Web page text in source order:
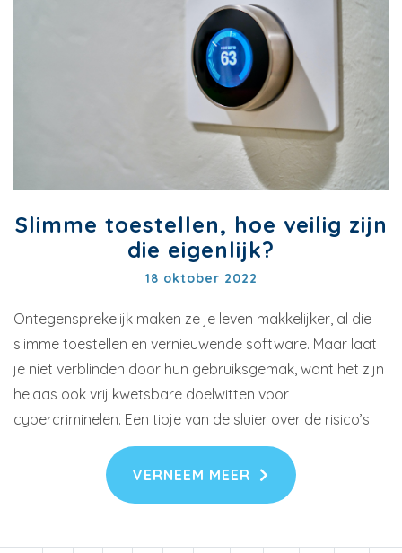
Slimme toestellen, hoe veilig zijn
die eigenlijk?
18 oktober 2022
Ontegensprekelijk maken ze je leven makkelijker, al die
slimme toestellen en vernieuwende software. Maar laat
je niet verblinden door hun gebruiksgemak, want het zijn
helaas ook vrij kwetsbare doelwitten voor
cybercriminelen. Een tipje van de sluier over de risico’s.
VERNEEM MEER